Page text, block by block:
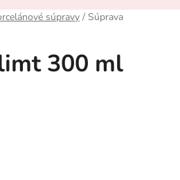
súpravy / Súprava
300 ml